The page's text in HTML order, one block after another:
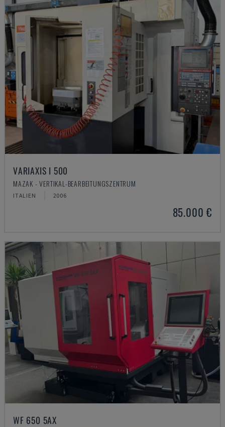
VARIAXIS I 500
MAZAK - VERTIKAL-BEARBEITUNGSZENTRUM
ITALIEN 2006
85.000 €
WF 650 5AX